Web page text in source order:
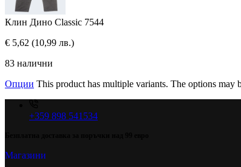
Клин Дино Classic 7544
€ 5,62 (10,99 лв.)
83 налични
Опции This product has multiple variants. The options may
+359 898 541534
Магазини